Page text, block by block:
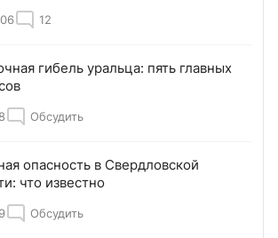
12
гибель уральца: пять главных
Обсудить
опасность в Свердловской
что известно
Обсудить